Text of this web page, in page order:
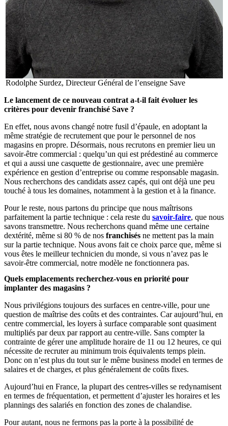
Rodolphe Surdez, Directeur Général de l’enseigne Save
Le lancement de ce nouveau contrat a-t-il fait évoluer les
critères pour devenir franchisé Save ?
En effet, nous avons changé notre fusil d’épaule, en adoptant la
même stratégie de recrutement que pour le personnel de nos
magasins en propre. Désormais, nous recrutons en premier lieu un
savoir-être commercial : quelqu’un qui est prédestiné au commerce
et qui a aussi une casquette de gestionnaire, avec une première
expérience en gestion d’entreprise ou comme responsable magasin.
Nous recherchons des candidats assez capés, qui ont déjà une peu
touché à tous les domaines, notamment à la gestion et à la finance.
Pour le reste, nous partons du principe que nous maîtrisons
parfaitement la partie technique : cela reste du savoir-faire, que nous
savons transmettre. Nous recherchons quand même une certaine
dextérité, même si 80 % de nos franchisés ne mettent pas la main
sur la partie technique. Nous avons fait ce choix parce que, même si
vous êtes le meilleur technicien du monde, si vous n’avez pas le
savoir-être commercial, notre modèle ne fonctionnera pas.
Quels emplacements recherchez-vous en priorité pour
implanter des magasins ?
Nous privilégions toujours des surfaces en centre-ville, pour une
question de maîtrise des coûts et des contraintes. Car aujourd’hui, en
centre commercial, les loyers à surface comparable sont quasiment
multipliés par deux par rapport au centre-ville. Sans compter la
contrainte de gérer une amplitude horaire de 11 ou 12 heures, ce qui
nécessite de recruter au minimum trois équivalents temps plein.
Donc on n’est plus du tout sur le même business model en termes de
salaires et de charges, et plus généralement de coûts fixes.
Aujourd’hui en France, la plupart des centres-villes se redynamisent
en termes de fréquentation, et permettent d’ajuster les horaires et les
plannings des salariés en fonction des zones de chalandise.
Pour autant, nous ne fermons pas la porte à la possibilité de